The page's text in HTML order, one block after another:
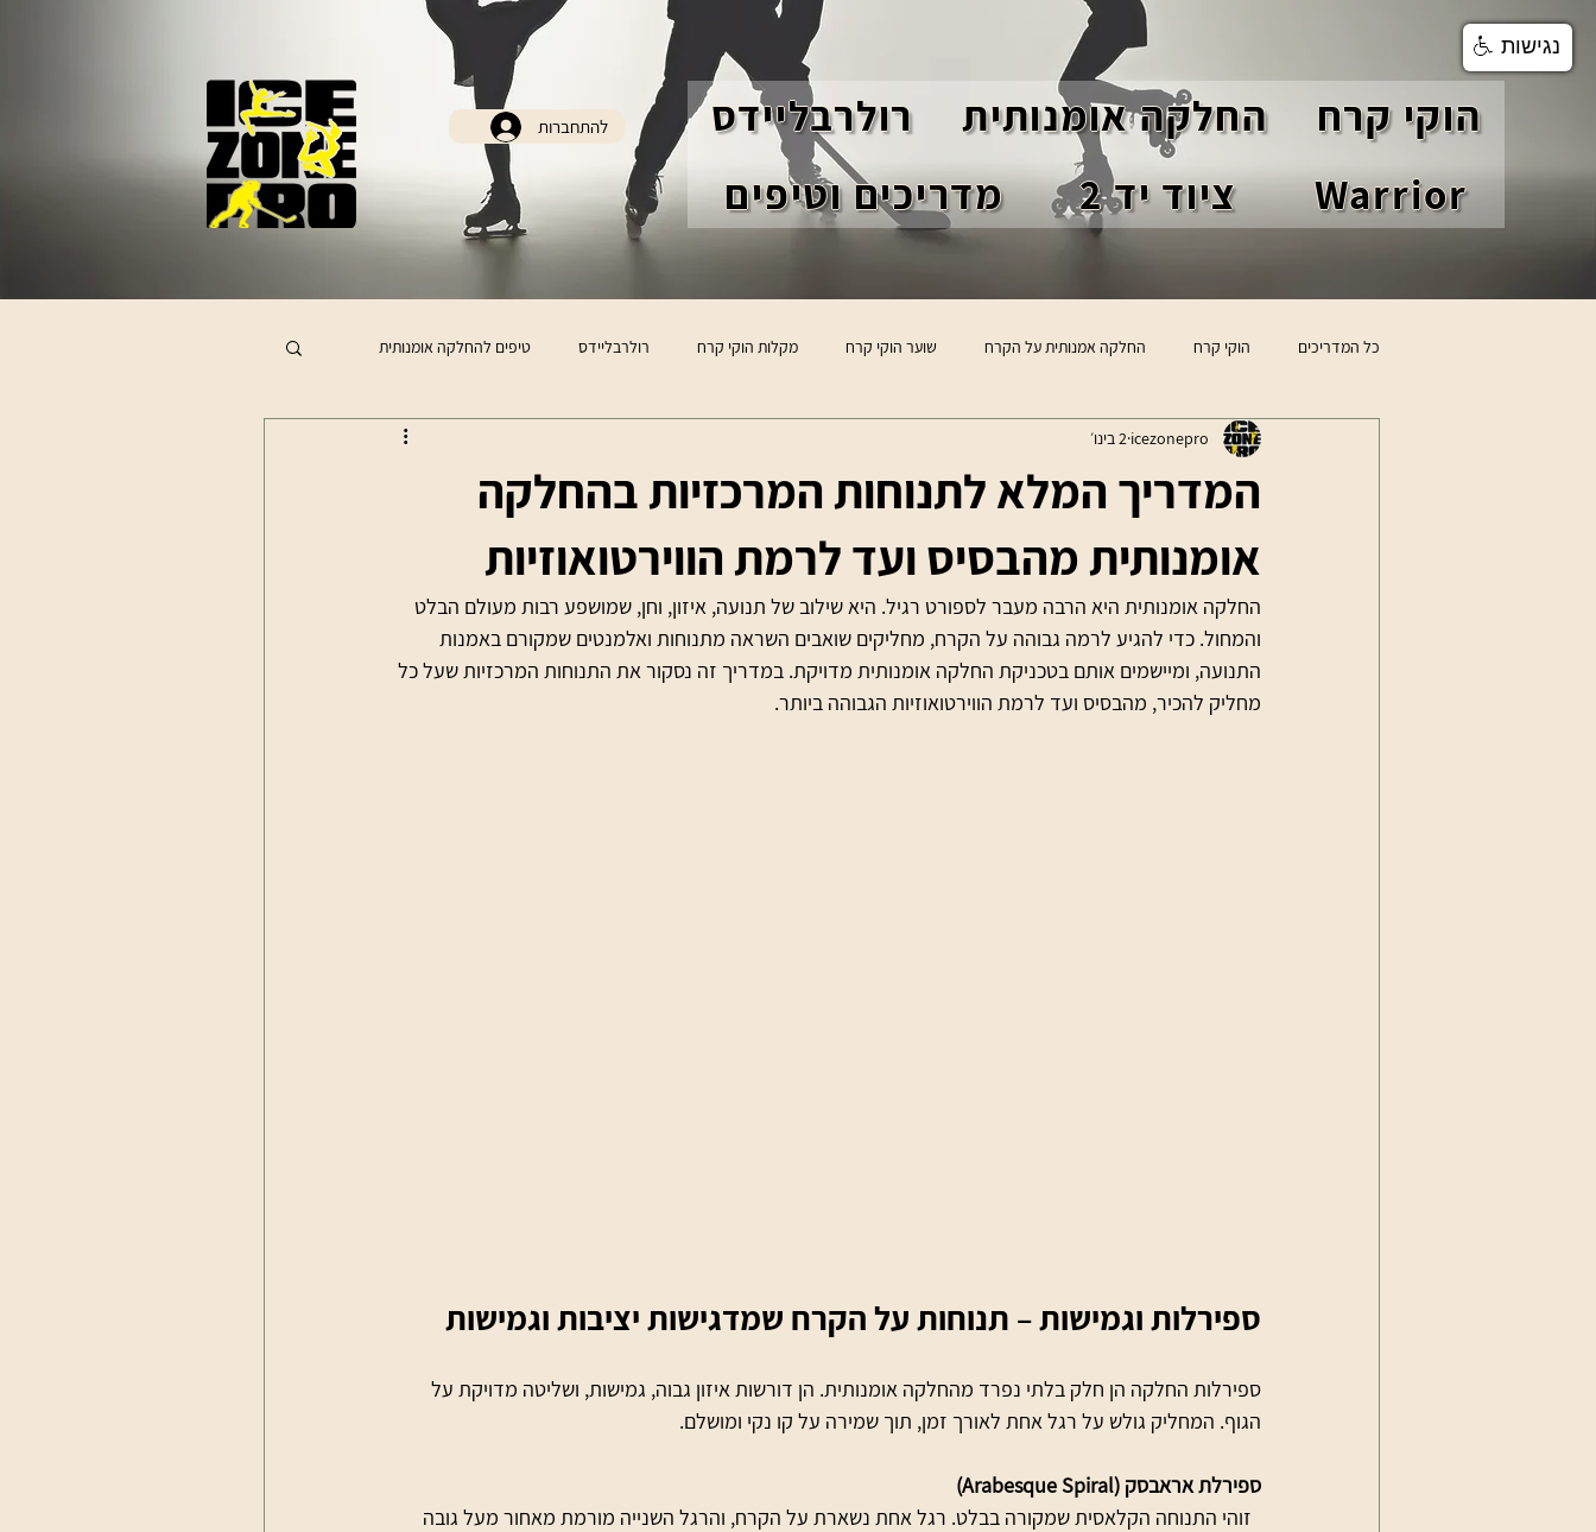
הוקי קרח החלקה אומנותית
רולרבליידס
Warrior
ציוד יד 2 מדריכים וטיפים
להתחברות
כל המדריכים הוקי קרח החלקה אמנותית על הקרח שוער הוקי קרח מקלות הוקי קרח רולרבליידס טיפים להחלקה אומנותית
טיפים לשחקני הוקי סקירת מוצרים
המדריך המלא לתנוחות המרכזיות בהחלקה
אומנותית מהבסיס ועד לרמת הווירטואוזיות
icezonepro 2 בינו׳
החלקה אומנותית היא הרבה מעבר לספורט רגיל. היא שילוב של תנועה, איזון, וחן, שמושפע רבות מעולם הבלט
והמחול. כדי להגיע לרמה גבוהה על הקרח, מחליקים שואבים השראה מתנוחות ואלמנטים שמקורם באמנות
התנועה, ומיישמים אותם בטכניקת החלקה אומנותית מדויקת. במדריך זה נסקור את התנוחות המרכזיות שעל כל
מחליק להכיר, מהבסיס ועד לרמת הווירטואוזיות הגבוהה ביותר.
ספירלות וגמישות – תנוחות על הקרח שמדגישות יציבות וגמישות
ספירלות החלקה הן חלק בלתי נפרד מהחלקה אומנותית. הן דורשות איזון גבוה, גמישות, ושליטה מדויקת על
הגוף. המחליק גולש על רגל אחת לאורך זמן, תוך שמירה על קו נקי ומושלם.
ספירלת אראבסק (Arabesque Spiral)
  זוהי התנוחה הקלאסית שמקורה בבלט. רגל אחת נשארת על הקרח, והרגל השנייה מורמת מאחור מעל גובה
נגישות